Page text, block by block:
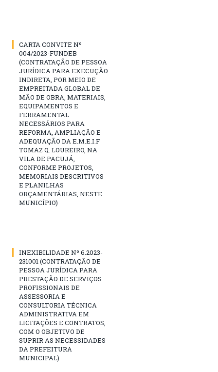
CARTA CONVITE Nº
004/2023-FUNDEB
(CONTRATAÇÃO DE PESSOA
JURÍDICA PARA EXECUÇÃO
INDIRETA, POR MEIO DE
EMPREITADA GLOBAL DE
MÃO DE OBRA, MATERIAIS,
EQUIPAMENTOS E
FERRAMENTAL
NECESSÁRIOS PARA
REFORMA, AMPLIAÇÃO E
ADEQUAÇÃO DA E.M.E.I.F
TOMAZ Q. LOUREIRO, NA
VILA DE PACUJÁ,
CONFORME PROJETOS,
MEMORIAIS DESCRITIVOS
E PLANILHAS
ORÇAMENTÁRIAS, NESTE
MUNICÍPIO)
INEXIBILIDADE Nº 6.2023-
231001 (CONTRATAÇÃO DE
PESSOA JURÍDICA PARA
PRESTAÇÃO DE SERVIÇOS
PROFISSIONAIS DE
ASSESSORIA E
CONSULTORIA TÉCNICA
ADMINISTRATIVA EM
LICITAÇÕES E CONTRATOS,
COM O OBJETIVO DE
SUPRIR AS NECESSIDADES
DA PREFEITURA
MUNICIPAL)